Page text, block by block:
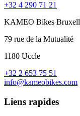
+32 4 290 71 21
KAMEO Bikes
79 rue de la Mutualité
1180 Uccle
+32 2 653 75 51
info@kameobikes.com
Liens rapides